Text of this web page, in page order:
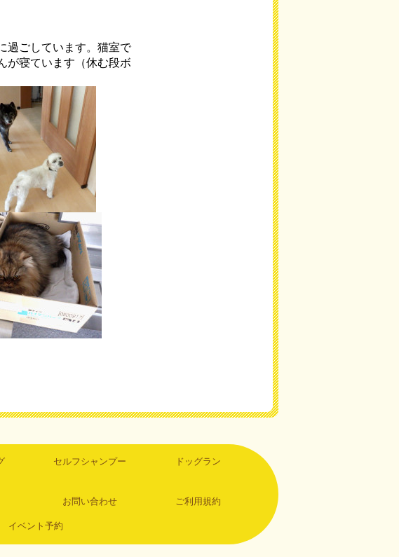
過ごしています。猫室で
が寝ています（休む段ボ
セルフシャンプー ドッグラン
お問い合わせ ご利用規約
イベント予約